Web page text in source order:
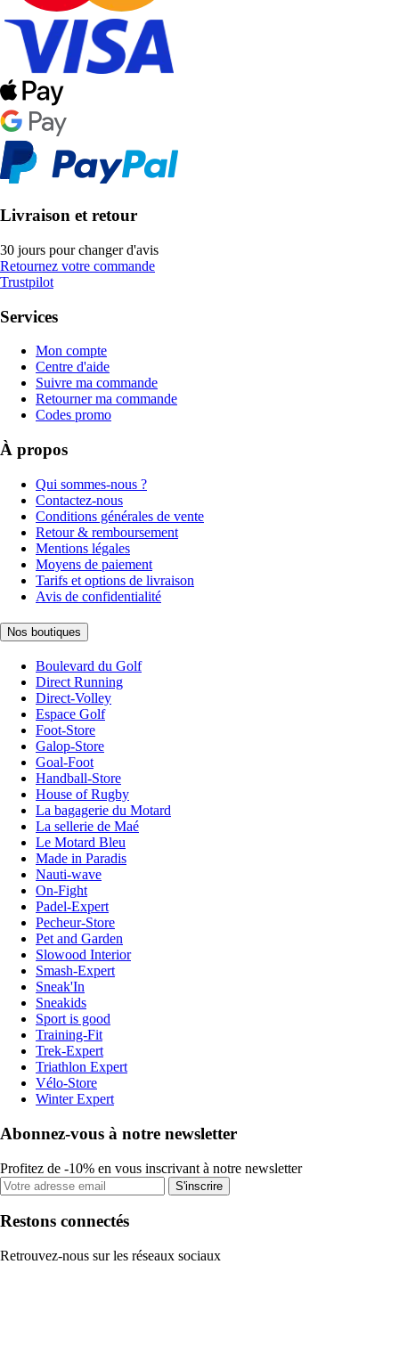
Livraison et retour
30 jours pour changer d'avis
Retournez votre commande
Trustpilot
Services
Mon compte
Centre d'aide
Suivre ma commande
Retourner ma commande
Codes promo
À propos
Qui sommes-nous ?
Contactez-nous
Conditions générales de vente
Retour & remboursement
Mentions légales
Moyens de paiement
Tarifs et options de livraison
Avis de confidentialité
Nos boutiques
Boulevard du Golf
Direct Running
Direct-Volley
Espace Golf
Foot-Store
Galop-Store
Goal-Foot
Handball-Store
House of Rugby
La bagagerie du Motard
La sellerie de Maé
Le Motard Bleu
Made in Paradis
Nauti-wave
On-Fight
Padel-Expert
Pecheur-Store
Pet and Garden
Slowood Interior
Smash-Expert
Sneak'In
Sneakids
Sport is good
Training-Fit
Trek-Expert
Triathlon Expert
Vélo-Store
Winter Expert
Abonnez-vous à notre newsletter
Profitez de -10% en vous inscrivant à notre newsletter
S'inscrire
Restons connectés
Retrouvez-nous sur les réseaux sociaux